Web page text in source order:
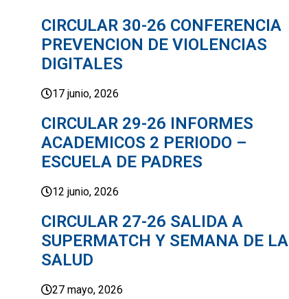
CIRCULAR 30-26 CONFERENCIA
PREVENCION DE VIOLENCIAS
DIGITALES
17 junio, 2026
CIRCULAR 29-26 INFORMES
ACADEMICOS 2 PERIODO –
ESCUELA DE PADRES
12 junio, 2026
CIRCULAR 27-26 SALIDA A
SUPERMATCH Y SEMANA DE LA
SALUD
27 mayo, 2026